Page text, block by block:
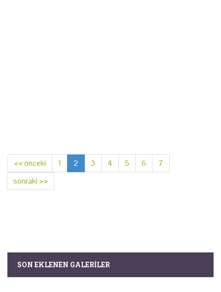
<< önceki 1 2 3 4 5 6
7
sonraki >>
SON EKLENEN GALERILER